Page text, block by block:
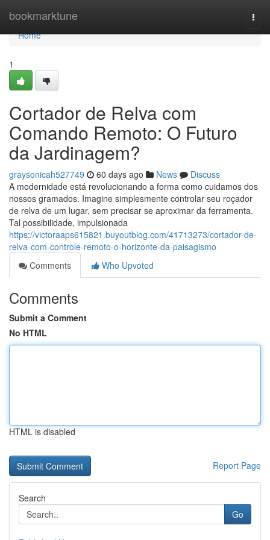
bookmarktune
Home
Home
1
Cortador de Relva com
Comando Remoto: O Futuro
da Jardinagem?
graysonicah527749 60 days ago News
Discuss
A modernidade está revolucionando a forma como cuidamos dos
nossos gramados. Imagine simplesmente controlar seu roçador
de relva de um lugar, sem precisar se aproximar da ferramenta.
Tal possibilidade, impulsionada
https://victoraaps615821.buyoutblog.com/41713273/cortador-de-
relva-com-controle-remoto-o-horizonte-da-paisagismo
Comments
Who Upvoted
Comments
Submit a Comment
No HTML
HTML is disabled
Report Page
Search
Go